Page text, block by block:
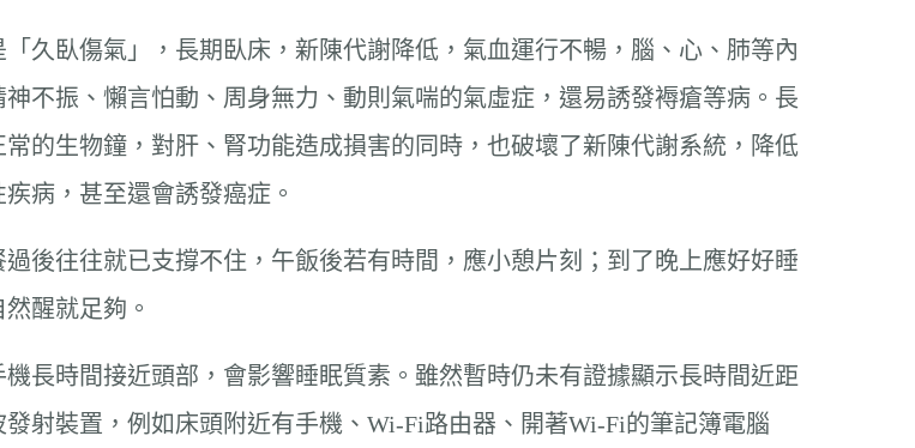
久臥傷氣」，長期臥床，新陳代謝降低，氣血運行不暢，腦、心、肺等內
不振、懶言怕動、周身無力、動則氣喘的氣虛症，還易誘發褥瘡等病。長
的生物鐘，對肝、腎功能造成損害的同時，也破壞了新陳代謝系統，降低
病，甚至還會誘發癌症。
後往往就已支撐不住，午飯後若有時間，應小憩片刻；到了晚上應好好睡
醒就足夠。
長時間接近頭部，會影響睡眠質素。雖然暫時仍未有證據顯示長時間近距
射裝置，例如床頭附近有手機、Wi-Fi路由器、開著Wi-Fi的筆記簿電腦